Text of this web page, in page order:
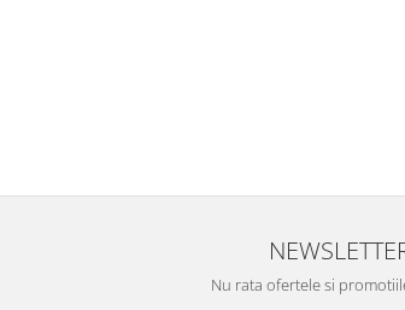
Nu rata ofertele si